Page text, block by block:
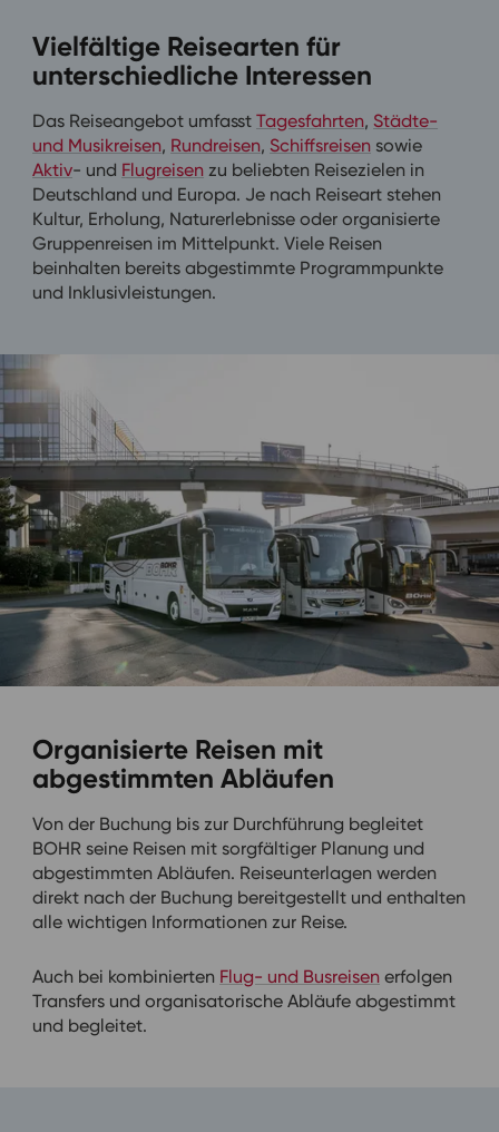
Vielfältige Reisearten für
unterschiedliche Interessen
Das Reiseangebot umfasstTagesfahrten,Städte-
und Musikreisen, Rundreisen,Schiffsreisen sowie
Aktiv- und Flugreisen zu beliebten Reisezielen in
Deutschland und Europa. Je nach Reiseart stehen
Kultur, Erholung, Naturerlebnisse oder organisierte
Gruppenreisen im Mittelpunkt. Viele Reisen
beinhalten bereits abgestimmte Programmpunkte
und Inklusivleistungen.
Organisierte Reisen mit
abgestimmten Abläufen
Von der Buchung bis zur Durchführung begleitet
BOHR seine Reisen mit sorgfältiger Planung und
abgestimmten Abläufen. Reiseunterlagen werden
direkt nach der Buchung bereitgestellt und enthalten
alle wichtigen Informationen zur Reise.
Auch bei kombinierten Flug- und Busreisen erfolgen
Transfers und organisatorische Abläufe abgestimmt
und begleitet.